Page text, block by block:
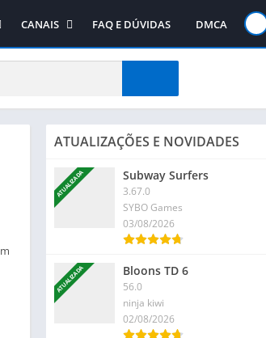
jogos
CANAIS
Canal no WhatsApp
FAQ E DÚVIDAS DMCA
ATUALIZAÇÕES E NOVIDADES
ATUALIZADA Subway Surfers
3.67.0
SYBO Games
03/08/2026
ATUALIZADA Bloons TD 6
56.0
ninja kiwi
02/08/2026